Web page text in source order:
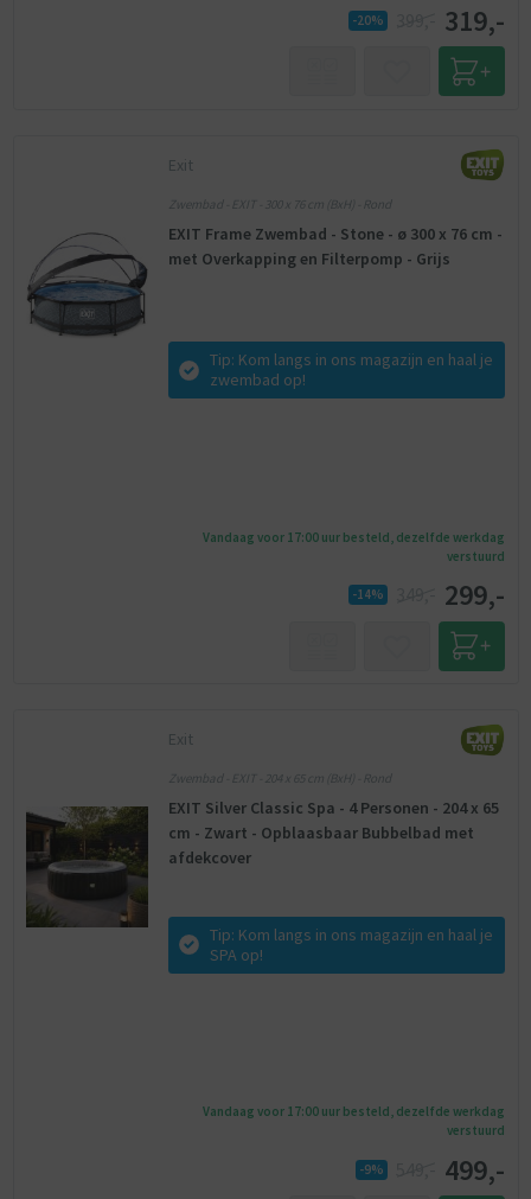
-20% 319,-
Exit
Zwembad - EXIT - 300 x 76 cm (BxH) - Rond
EXIT Frame Zwembad - Stone - ø 300 x 76 cm -
met Overkapping en Filterpomp - Grijs
Tip: Kom langs in ons magazijn en haal je
zwembad op!
Vandaag voor 17:00 uur besteld, dezelfde werkdag
verstuurd
-14% 299,-
Exit
Zwembad - EXIT - 204 x 65 cm (BxH) - Rond
EXIT Silver Classic Spa - 4 Personen - 204 x 65
cm - Zwart - Opblaasbaar Bubbelbad met
afdekcover
Tip: Kom langs in ons magazijn en haal je
SPA op!
Vandaag voor 17:00 uur besteld, dezelfde werkdag
verstuurd
-9% 499,-